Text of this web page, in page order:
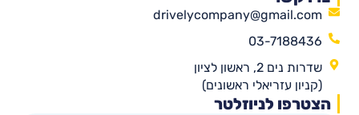
drivelycompany@gmail.com
03-7188436
שדרות נים 2, ראשון לציון
(קניון עזריאלי ראשונים)
הצטרפו לניוזלטר